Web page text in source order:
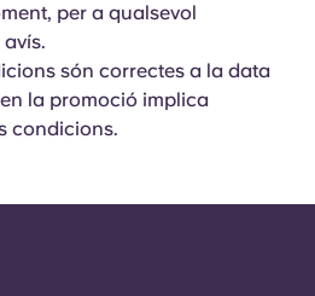
per a qualsevol
són correctes a la data
la promoció implica
condicions.